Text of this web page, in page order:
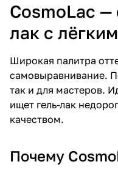
CosmoLac —
лак с
Широкая палитра
самовыравнивание.
так и для мастеров.
ищет гель-лак
качеством.
Почему